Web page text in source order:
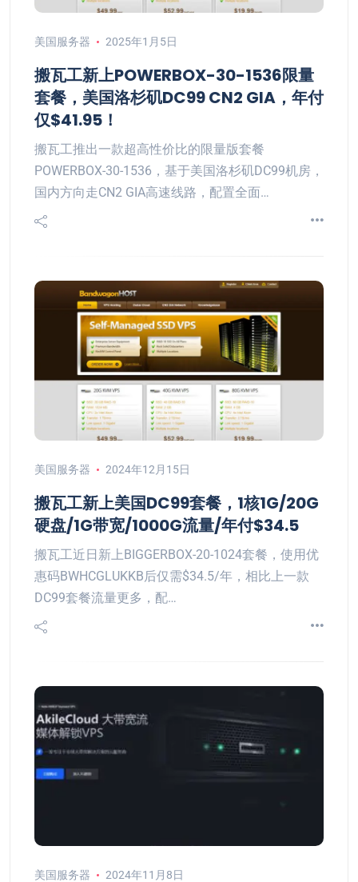
美国服务器 2025年1月5日
搬瓦工新上POWERBOX-30-1536限量
套餐，美国洛杉矶DC99 CN2 GIA，年付
仅$41.95！
搬瓦工推出一款超高性价比的限量版套餐
POWERBOX-30-1536，基于美国洛杉矶DC99机房，
国内方向走CN2 GIA高速线路，配置全面…
美国服务器 2024年12月15日
搬瓦工新上美国DC99套餐，1核1G/20G
硬盘/1G带宽/1000G流量/年付$34.5
搬瓦工近日新上BIGGERBOX-20-1024套餐，使用优
惠码BWHCGLUKKB后仅需$34.5/年，相比上一款
DC99套餐流量更多，配…
美国服务器 2024年11月8日